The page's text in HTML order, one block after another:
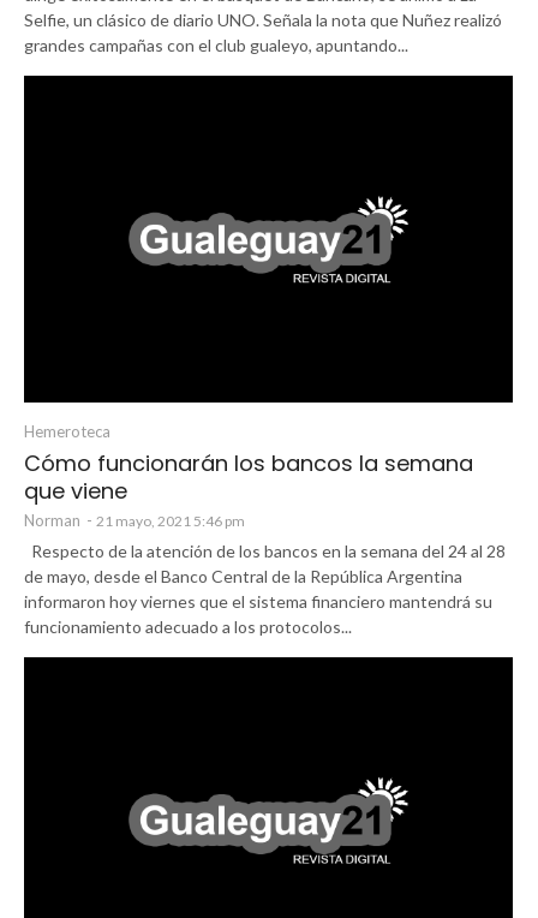
Selfie, un clásico de diario UNO. Señala la nota que Nuñez realizó
grandes campañas con el club gualeyo, apuntando...
Hemeroteca
Cómo funcionarán los bancos la semana
que viene
Norman - 21 mayo, 2021 5:46 pm
Respecto de la atención de los bancos en la semana del 24 al 28
de mayo, desde el Banco Central de la República Argentina
informaron hoy viernes que el sistema financiero mantendrá su
funcionamiento adecuado a los protocolos...